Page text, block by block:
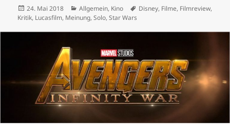
Veröffentlicht
am
24. Mai 2018 Kategorien
Allgemein, Kino Schlagwörter
Disney, Filme, Filmreview,
Kritik, Lucasfilm, Meinung,Solo,Star Wars